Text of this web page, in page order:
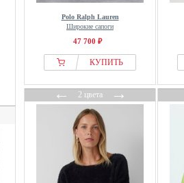
Polo Ralph Lauren
Широкие сапоги
47 700 ₽
КУПИТЬ
←2 цвета→